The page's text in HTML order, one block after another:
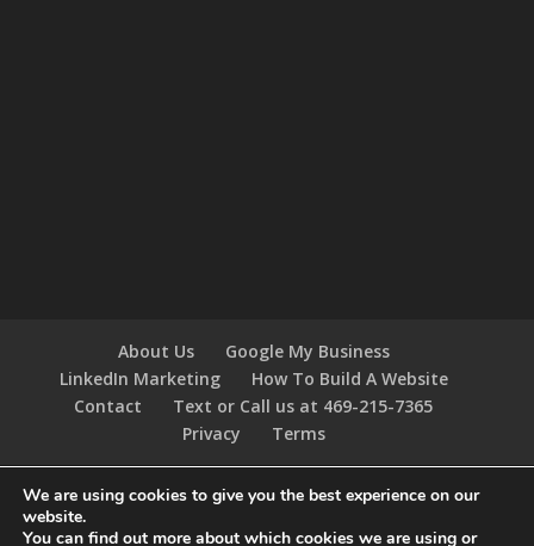
About Us
Google My Business
LinkedIn Marketing
How To Build A Website
Contact
Text or Call us at 469-215-7365
Privacy
Terms
Designed byElegant Themes| Powered by
We are using cookies to give you the best experience on our
website.
You can find out more about which cookies we are using or